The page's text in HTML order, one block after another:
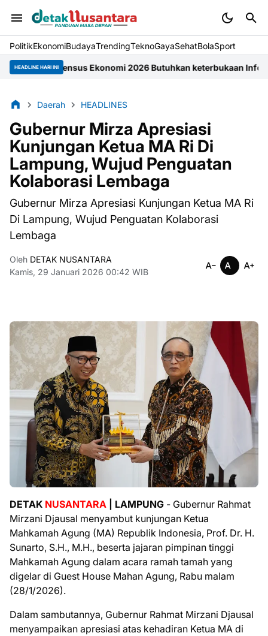
PolitikEkonomiBudayaTrendingTeknoGayaSehatBolaSport
HEADLINE HARI INI
Sensus Ekonomi 2026 Butuhkan keterbukaan Informasi
Daerah HEADLINES
Gubernur Mirza Apresiasi
Kunjungan Ketua MA Ri Di
Lampung, Wujud Penguatan
Kolaborasi Lembaga
Gubernur Mirza Apresiasi Kunjungan Ketua MA Ri
Di Lampung, Wujud Penguatan Kolaborasi
Lembaga
Oleh DETAK NUSANTARA
Kamis, 29 Januari 2026 00:42 WIB
DETAK NUSANTARA | LAMPUNG - Gubernur Rahmat
Mirzani Djausal menyambut kunjungan Ketua
Mahkamah Agung (MA) Republik Indonesia, Prof. Dr. H.
Sunarto, S.H., M.H., beserta jajaran pimpinan tinggi
Mahkamah Agung dalam acara ramah tamah yang
digelar di Guest House Mahan Agung, Rabu malam
(28/1/2026).
Dalam sambutannya, Gubernur Rahmat Mirzani Djausal
menyampaikan apresiasi atas kehadiran Ketua MA di